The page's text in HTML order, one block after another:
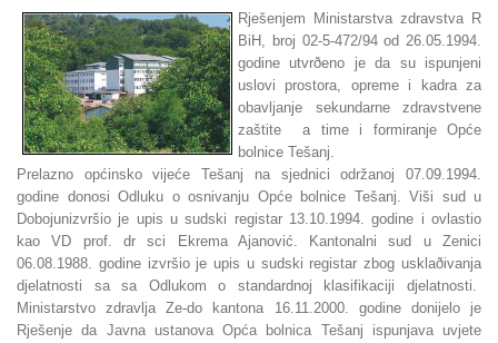
Rješenjem Ministarstva zdravstva R
BiH, broj 02-5-472/94 od 26.05.1994.
godine utvrðeno je da su ispunjeni
uslovi prostora, opreme i kadra za
obavljanje sekundarne zdravstvene
zaštite a time i formiranje Opće
bolnice Tešanj.
Prelazno općinsko vijeće Tešanj na sjednici održanoj 07.09.1994.
godine donosi Odluku o osnivanju Opće bolnice Tešanj. Viši sud u
Dobojunizvršio je upis u sudski registar 13.10.1994. godine i ovlastio
kao VD prof. dr sci Ekrema Ajanović. Kantonalni sud u Zenici
06.08.1988. godine izvršio je upis u sudski registar zbog usklaðivanja
djelatnosti sa sa Odlukom o standardnoj klasifikaciji djelatnosti.
Ministarstvo zdravlja Ze-do kantona 16.11.2000. godine donijelo je
Rješenje da Javna ustanova Opća bolnica Tešanj ispunjava uvjete